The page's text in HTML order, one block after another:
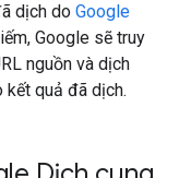
dịch do Google
Google sẽ truy
nguồn và dịch
kết quả đã dịch.